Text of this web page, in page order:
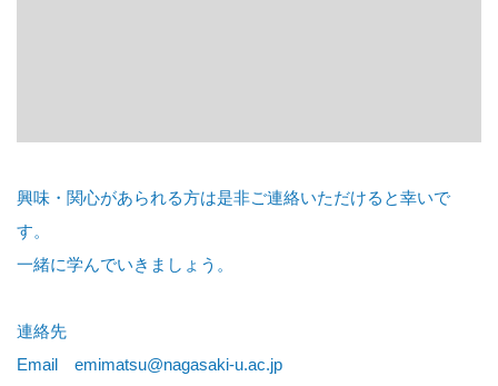
興味・関心があられる方は是非ご連絡いただけると幸いで
す。
一緒に学んでいきましょう。
連絡先
Email emimatsu@nagasaki-u.ac.jp